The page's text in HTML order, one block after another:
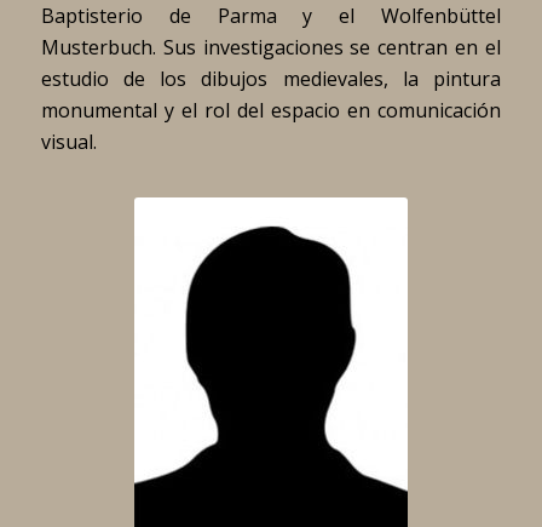
Baptisterio de Parma y el Wolfenbüttel
Musterbuch. Sus investigaciones se centran en el
estudio de los dibujos medievales, la pintura
monumental y el rol del espacio en comunicación
visual.